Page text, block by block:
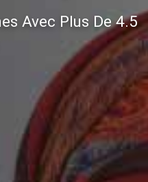
Avec Plus De 4.5